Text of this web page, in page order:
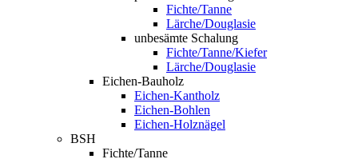
Fichte/Tanne
Lärche/Douglasie
unbesämte Schalung
Fichte/Tanne/Kiefer
Lärche/Douglasie
Eichen-Bauholz
Eichen-Kantholz
Eichen-Bohlen
Eichen-Holznägel
BSH
Fichte/Tanne